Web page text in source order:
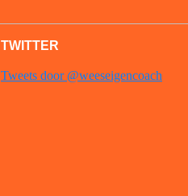
TWITTER
Tweets door @weeseigencoach